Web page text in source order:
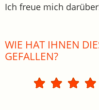
Ich freue mich
WIE HAT IHNEN
GEFALLEN?